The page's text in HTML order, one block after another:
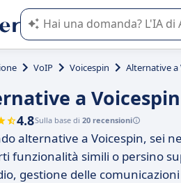
L'IA di Appvizer vi guida
VoIP Voicespin Alternative a
a Voicespin
4.8Sulla base di 20 recensioni
alternative a Voicespin, sei
funzionalità simili o persino
gestione delle